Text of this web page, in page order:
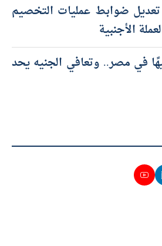
تعديل ضوابط عمليات التخصيم
الأجنبية
يقفز 160 جنيهًا في مصر.. وتعافي الجنيه يحد